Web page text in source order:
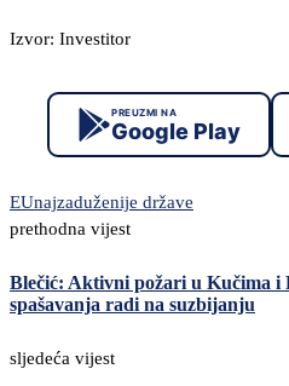
Izvor: Investitor
PREUZMI NA
Google Play
EUnajzaduženije države
prethodna vijest
Blečić: Aktivni požari u Kučima i
spašavanja radi na suzbijanju
sljedeća vijest